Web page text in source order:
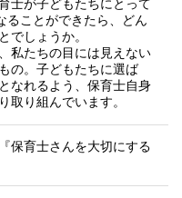
士が子どもたちにとって
ることができたら、どん
でしょうか。
私たちの目には見えない
の。子どもたちに選ば
なれるよう、保育士自身
取り組んでいます。
保育士さんを大切にする